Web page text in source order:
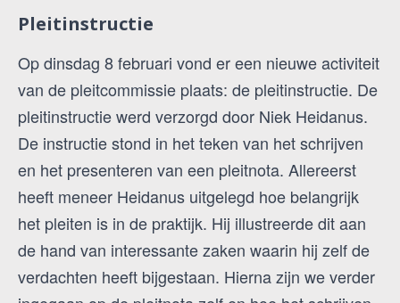
Pleitinstructie
Op dinsdag 8 februari vond er een nieuwe activiteit
van de pleitcommissie plaats: de pleitinstructie. De
pleitinstructie werd verzorgd door Niek Heidanus.
De instructie stond in het teken van het schrijven
en het presenteren van een pleitnota. Allereerst
heeft meneer Heidanus uitgelegd hoe belangrijk
het pleiten is in de praktijk. Hij illustreerde dit aan
de hand van interessante zaken waarin hij zelf de
verdachten heeft bijgestaan. Hierna zijn we verder